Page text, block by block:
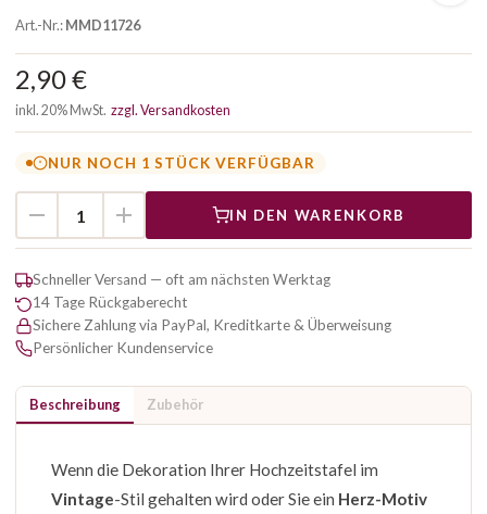
Art.-Nr.:MMD11726
2,90 €
inkl. 20% MwSt. zzgl. Versandkosten
NUR NOCH 1 STÜCK VERFÜGBAR
IN DEN WARENKORB
Schneller Versand — oft am nächsten Werktag
14 Tage Rückgaberecht
Sichere Zahlung via PayPal, Kreditkarte & Überweisung
Persönlicher Kundenservice
Beschreibung Zubehör
Wenn die Dekoration Ihrer Hochzeitstafel im
Vintage-Stil gehalten wird oder Sie ein Herz-Motiv